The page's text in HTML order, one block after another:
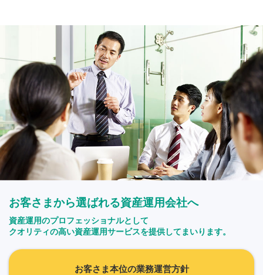
お客さまから選ばれる資産運用会社へ
資産運用のプロフェッショナルとして
クオリティの高い資産運用サービスを提供してまいります。
お客さま本位の業務運営方針